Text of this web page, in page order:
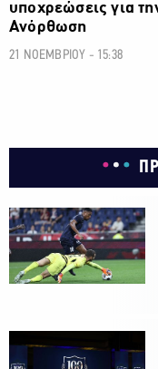
υποχρεώσεις για
Ανόρθωση
21 ΝΟΕΜΒΡΙΟΥ - 15:38